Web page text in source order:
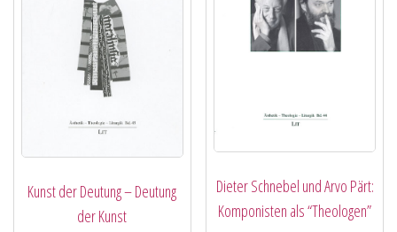
Kunst der Deutung – Deutung
der Kunst
Dieter Schnebel und Arvo Pärt:
Komponisten als “Theologen”